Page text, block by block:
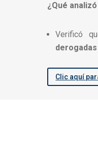
¿Qué
Verificó
derogadas
Clic aquí